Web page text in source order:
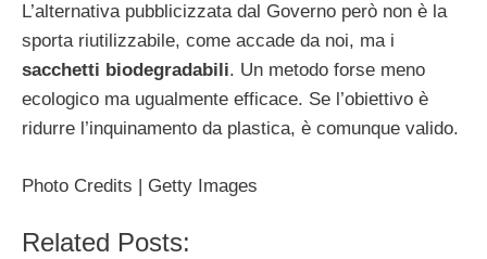
L’alternativa pubblicizzata dal Governo però non è la
sporta riutilizzabile, come accade da noi, ma i
sacchetti biodegradabili. Un metodo forse meno
ecologico ma ugualmente efficace. Se l’obiettivo è
ridurre l’inquinamento da plastica, è comunque valido.
Photo Credits | Getty Images
Related Posts: